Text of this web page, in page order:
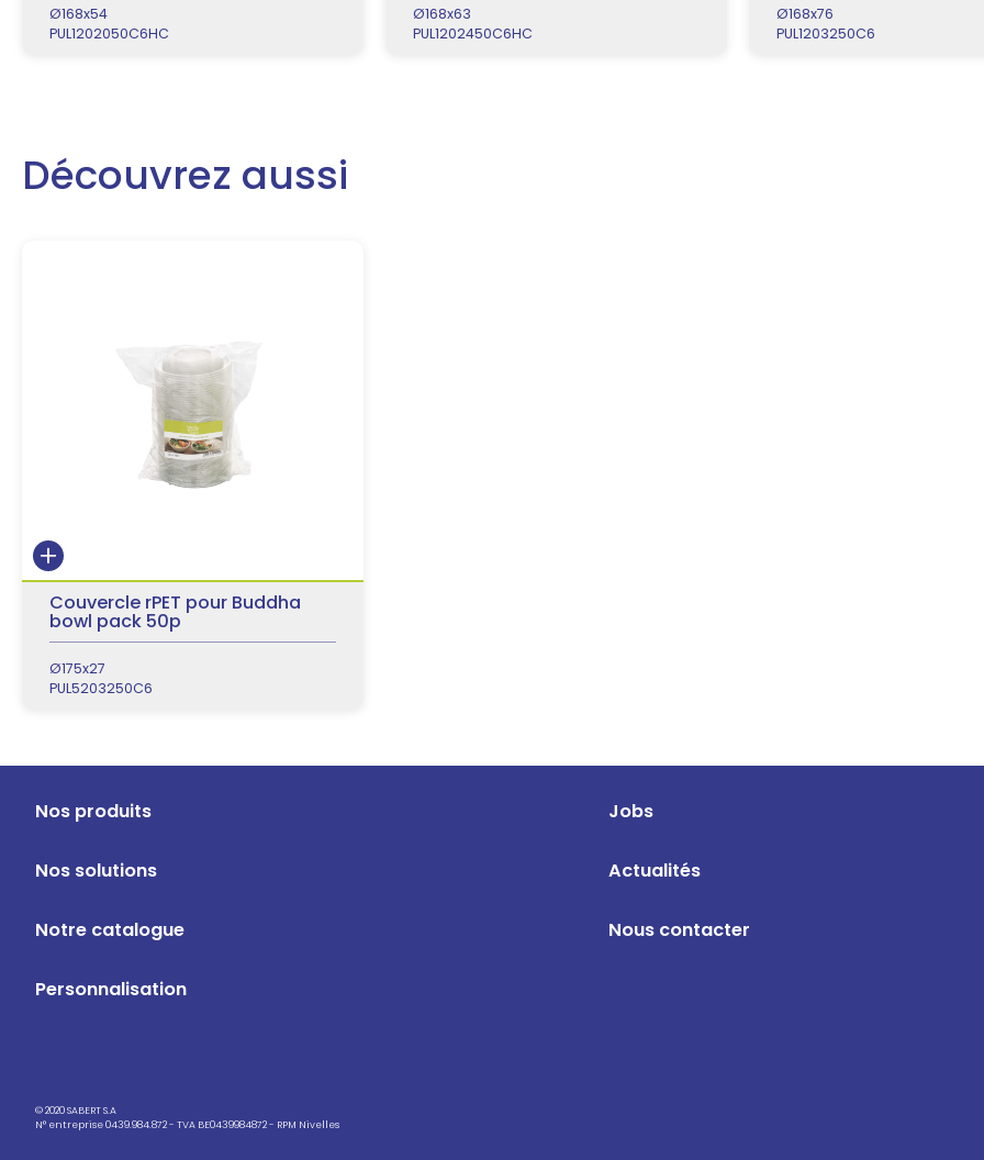
Ø168x54
PUL1202050C6HC
Ø168x63
PUL1202450C6HC
Ø168x76
PUL1203250C6
Découvrez aussi
Couvercle rPET pour Buddha
bowl pack 50p
Ø175x27
PUL5203250C6
Nos produits
Nos solutions
Notre catalogue
Personnalisation
Jobs
Actualités
Nous contacter
© 2020 SABERT S.A
N° entreprise 0439.984.872 - TVA BE0439984872 - RPM Nivelles